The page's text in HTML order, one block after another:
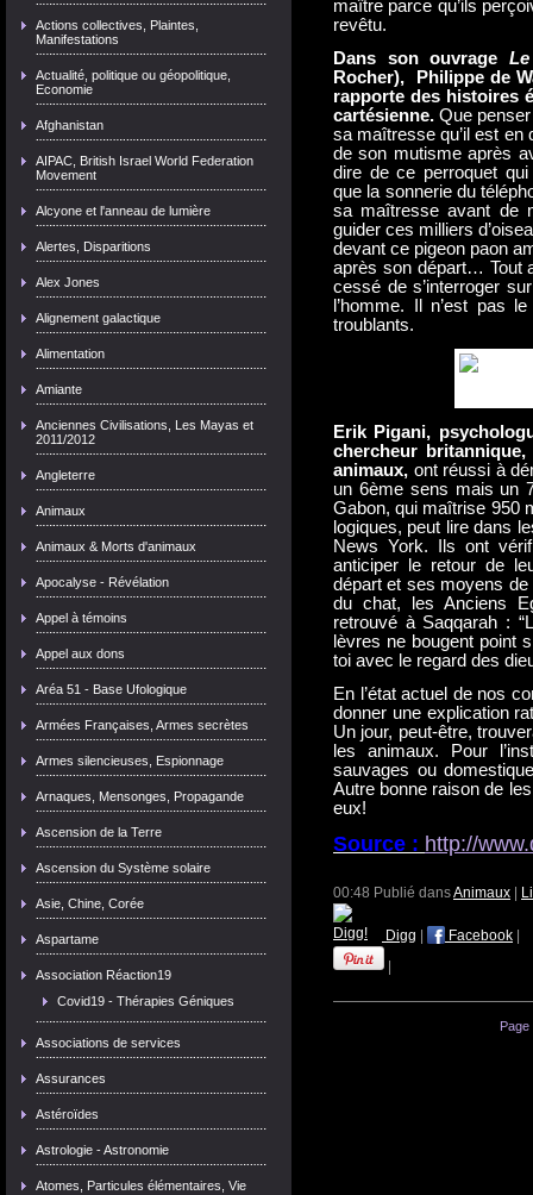
Actions collectives, Plaintes,
Manifestations
Actualité, politique ou géopolitique,
Economie
Afghanistan
AIPAC, British Israel World Federation
Movement
Alcyone et l'anneau de lumière
Alertes, Disparitions
Alex Jones
Alignement galactique
Alimentation
Amiante
Anciennes Civilisations, Les Mayas et
2011/2012
Angleterre
Animaux
Animaux & Morts d'animaux
Apocalyse - Révélation
Appel à témoins
Appel aux dons
Aréa 51 - Base Ufologique
Armées Françaises, Armes secrètes
Armes silencieuses, Espionnage
Arnaques, Mensonges, Propagande
Ascension de la Terre
Ascension du Système solaire
Asie, Chine, Corée
Aspartame
Association Réaction19
Covid19 - Thérapies Géniques
Associations de services
Assurances
Astéroïdes
Astrologie - Astronomie
Atomes, Particules élémentaires, Vie
maître parce qu’ils
revêtu.
Dans son ouvrage
Rocher), Philippe de
rapporte des histoires
cartésienne. Que
sa maîtresse qu’il est
de son mutisme après
dire de ce perroquet qui
que la sonnerie du
sa maîtresse avant de
guider ces milliers
devant ce pigeon paon
après son départ… Tout
cessé de s’interroger
l’homme. Il n’est pas
troublants.
Erik Pigani,
chercheur
animaux, ont réussi à
un 6ème sens mais un
Gabon, qui maîtrise 950
logiques, peut lire dans
News York. Ils ont
anticiper le retour de
départ et ses moyens de
du chat, les Anciens
retrouvé à Saqqarah :
lèvres ne bougent point
toi avec le regard des
En l’état actuel de nos
donner une explication
Un jour, peut-être,
les animaux. Pour
sauvages ou
Autre bonne raison de
eux!
Source : http://
00:48 Publié dansAnimaux
Digg Facebook